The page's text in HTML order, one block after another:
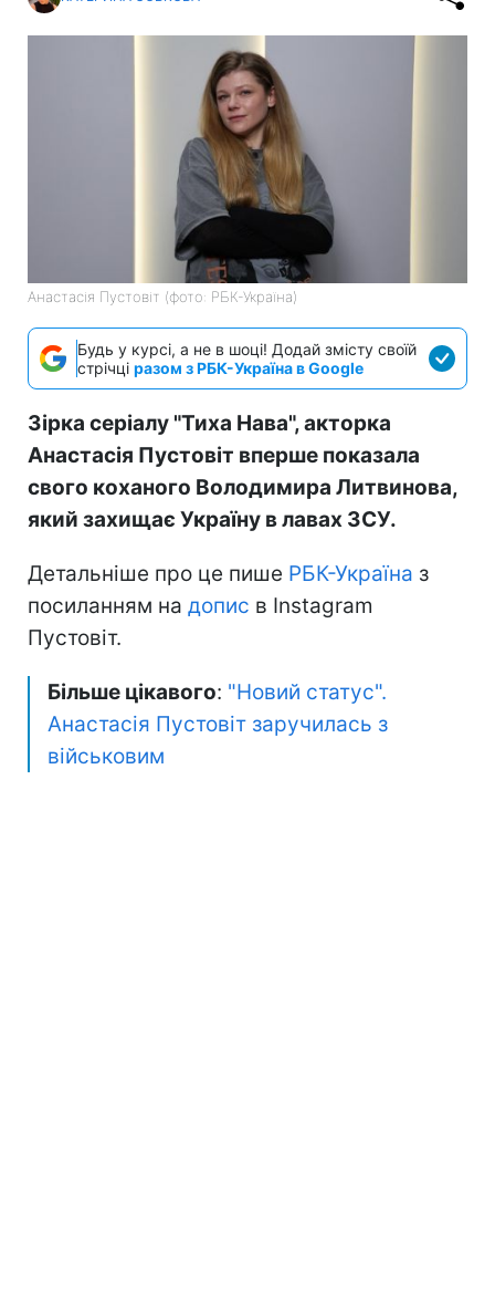
Анастасія Пустовіт (фото: РБК-Україна)
Будь у курсі, а не в шоці! Додай змісту своїй
стрічці разом з РБК-Україна в Google
Зірка серіалу "Тиха Нава", акторка
Анастасія Пустовіт вперше показала
свого коханого Володимира Литвинова,
який захищає Україну в лавах ЗСУ.
Детальніше про це пише РБК-Україна з
посиланням на допис в Instagram
Пустовіт.
Більше цікавого: "Новий статус".
Анастасія Пустовіт заручилась з
військовим